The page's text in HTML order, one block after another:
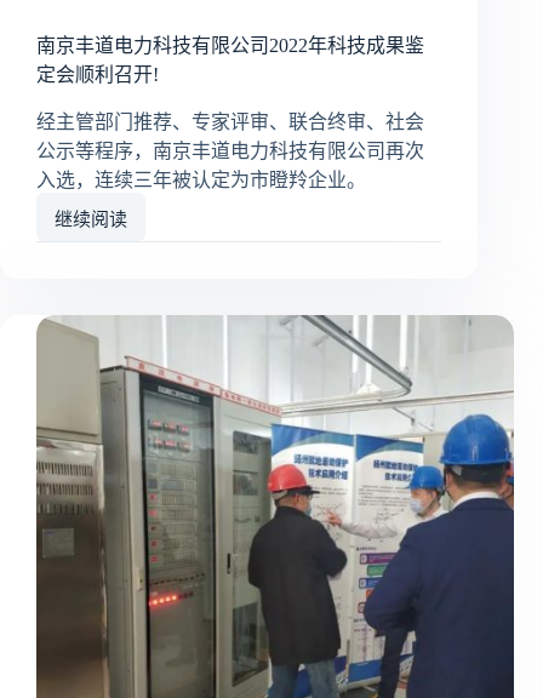
南京丰道电力科技有限公司2022年科技成果鉴
定会顺利召开!
经主管部门推荐、专家评审、联合终审、社会
公示等程序，南京丰道电力科技有限公司再次
入选，连续三年被认定为市瞪羚企业。
继续阅读
南
电
科
有
限
公
司
年
科
技
成
果